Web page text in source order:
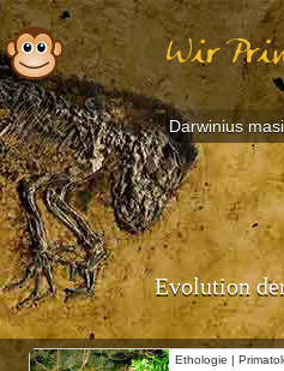
Wir
Evolution
Ethologie |
Darwinius